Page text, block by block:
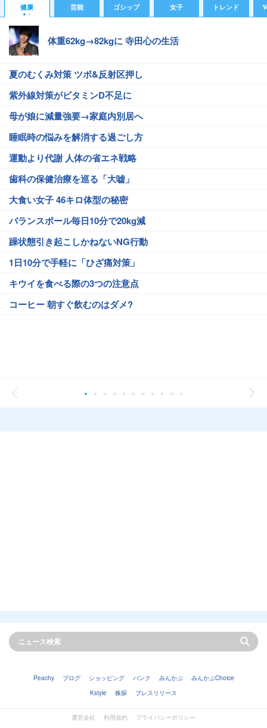
健康 芸能 ゴシップ 女子 トレンド
体重62kg→82kgに 寺田心の生活
夏のむくみ対策 ツボ&反射区押し
紫外線対策がビタミンD不足に
母が娘に減量強要→家庭内別居へ
睡眠時の悩みを解消する過ごし方
運動より代謝 人体の省エネ戦略
歯科の保健治療を巡る「大嘘」
大食い女子 46キロ体型の秘密
バランスボール毎日10分で20kg減
躁状態引き起こしかねないNG行動
1日10分で手軽に「ひざ痛対策」
キウイを食べる際の3つの注意点
コーヒー 朝すぐ飲むのはダメ?
Peachy ブログ ショッピング バンク みんかぶ
みんかぶChoice
Kstyle
株探 プレスリリース
運営会社 利用規約 プライバシーポリシー